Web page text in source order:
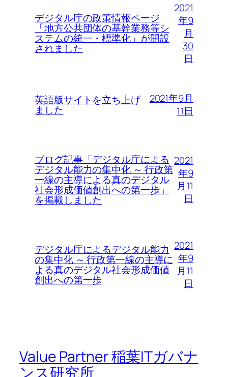
デジタル庁の政策情報ページ
「地方公共団体の基幹業務等シ
ステムの統一・標準化」が開設
されました
2021
年9
月
30
日
英語版サイトを立ち上げ
ました
2021年9月
11日
ブログ記事「デジタル庁による
デジタル能力の集中化 ～ 行政第
一線の主導による真のデジタル
社会形成価値創出への第一歩」
を掲載しました
2021
年9
月11
日
デジタル庁によるデジタル能力
の集中化 ～ 行政第一線の主導に
よる真のデジタル社会形成価値
創出への第一歩
2021
年9
月11
日
Value Partner 稲葉ITガバナ
ンス研究所